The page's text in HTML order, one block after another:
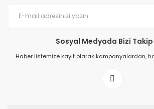
Sosyal Medyada Bizi Takip
Haber listemize kayıt olarak kampanyalardan,